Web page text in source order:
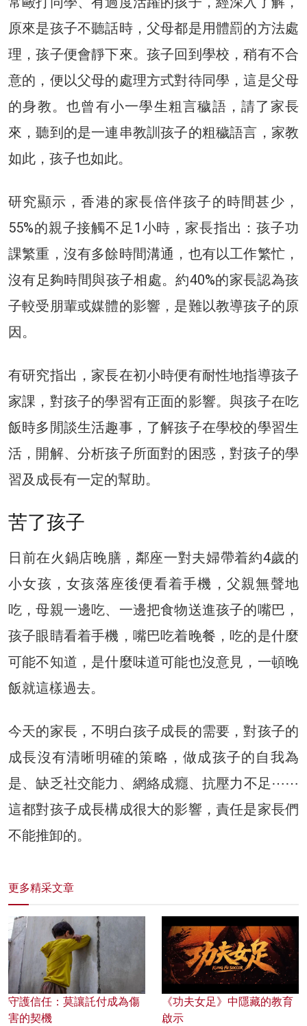
原來是孩子不聽話時，父母都是用體罰的方法處
理，孩子便會靜下來。孩子回到學校，稍有不合
意的，便以父母的處理方式對待同學，這是父母
的身教。也曾有小一學生粗言穢語，請了家長
來，聽到的是一連串教訓孩子的粗穢語言，家教
如此，孩子也如此。
研究顯示，香港的家長倍伴孩子的時間甚少，
55%的親子接觸不足1小時，家長指出：孩子功
課繁重，沒有多餘時間溝通，也有以工作繁忙，
沒有足夠時間與孩子相處。約40%的家長認為孩
子較受朋輩或媒體的影響，是難以教導孩子的原
因。
有研究指出，家長在初小時便有耐性地指導孩子
家課，對孩子的學習有正面的影響。與孩子在吃
飯時多閒談生活趣事，了解孩子在學校的學習生
活，開解、分析孩子所面對的困惑，對孩子的學
習及成長有一定的幫助。
苦了孩子
日前在火鍋店晚膳，鄰座一對夫婦帶着約4歲的
小女孩，女孩落座後便看着手機，父親無聲地
吃，母親一邊吃、一邊把食物送進孩子的嘴巴，
孩子眼睛看着手機，嘴巴吃着晚餐，吃的是什麼
可能不知道，是什麼味道可能也沒意見，一頓晚
飯就這樣過去。
今天的家長，不明白孩子成長的需要，對孩子的
成長沒有清晰明確的策略，做成孩子的自我為
是、缺乏社交能力、網絡成癮、抗壓力不足⋯⋯
這都對孩子成長構成很大的影響，責任是家長們
不能推卸的。
更多精采文章
守護信任：莫讓託付成為傷
害的契機
《功夫女足》中隱藏的教育
啟示